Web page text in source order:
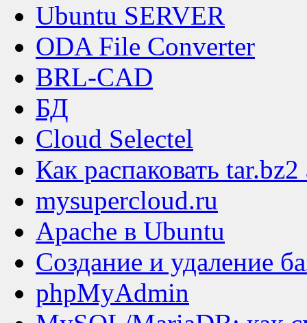
Ubuntu SERVER
ODA File Converter
BRL-CAD
БД
Cloud Selectel
Как распаковать
mysupercloud.ru
Apache в Ubuntu
Создание и удаление
phpMyAdmin